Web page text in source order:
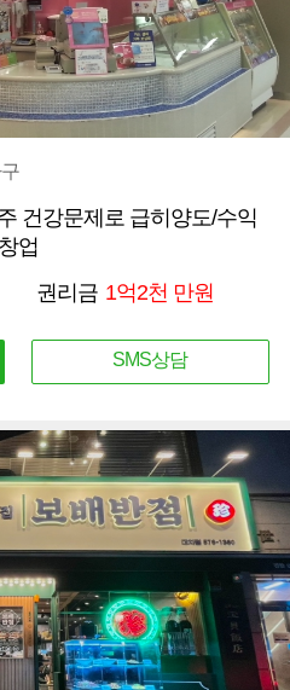
건강문제로 급히양도/수익
업
권리금 1억2천 만원
SMS상담